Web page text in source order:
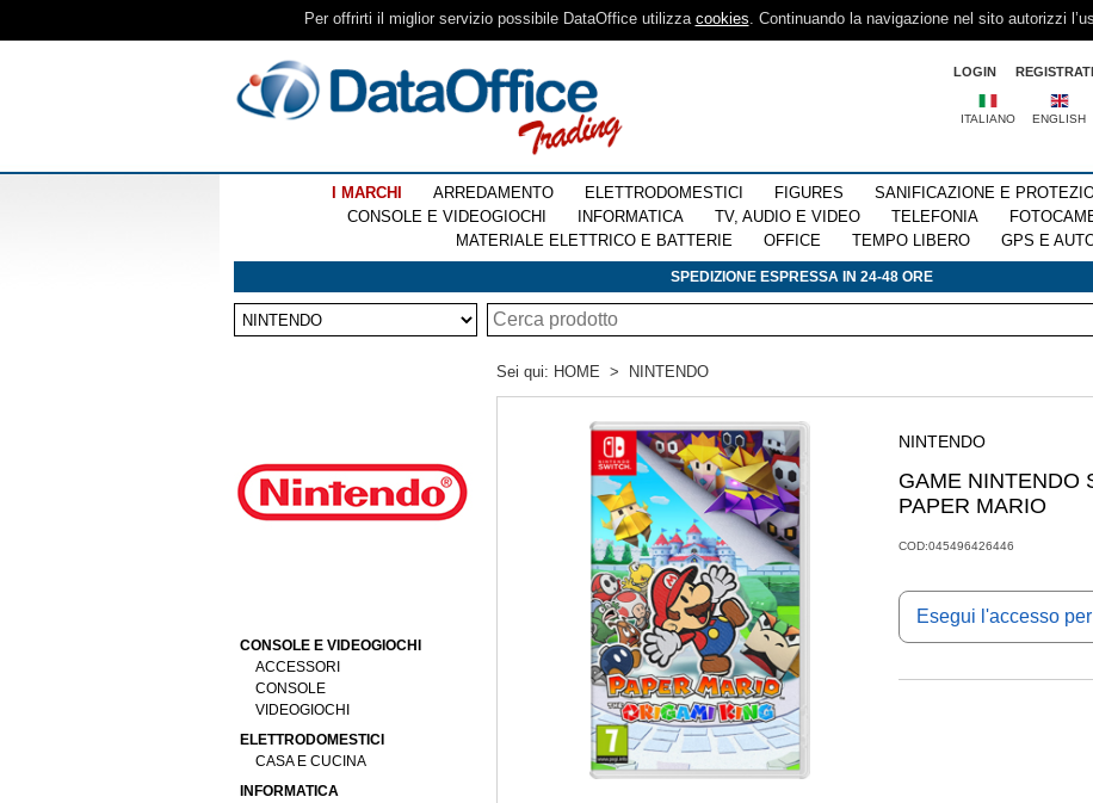
Per offrirti il miglior servizio possibile DataOffice utilizza cookies. Continuando la navigazione nel sito autorizzi
REGISTRATI
LOGIN
ITALIANO ENGLISH
I MARCHI ARREDAMENTO ELETTRODOMESTICI FIGURES SANIFICAZIONE E
CONSOLE E VIDEOGIOCHI
INFORMATICA TV, AUDIO E VIDEO TELEFONIA
MATERIALE ELETTRICO E BATTERIE
OFFICE TEMPO LIBERO GPS E
SPEDIZIONE ESPRESSA IN 24-48 ORE
CONSOLE E VIDEOGIOCHI
ACCESSORI
CONSOLE
VIDEOGIOCHI
ELETTRODOMESTICI
CASA E CUCINA
INFORMATICA
Sei qui: HOME > NINTENDO
NINTENDO
GAME NINTENDO
PAPER MARIO
COD:045496426446
Esegui l'accesso